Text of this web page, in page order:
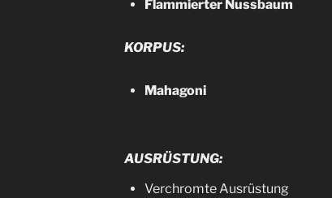
Flammierter Nussbaum
KORPUS:
Mahagoni
AUSRÜSTUNG:
Verchromte Ausrüstung